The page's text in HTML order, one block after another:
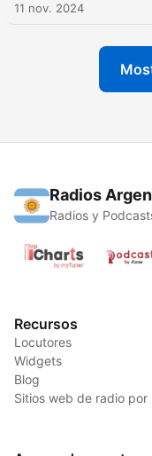
11 nov. 2024
Radios
Radios y
Recursos
Locutores
Widgets
Blog
Sitios web de radio por